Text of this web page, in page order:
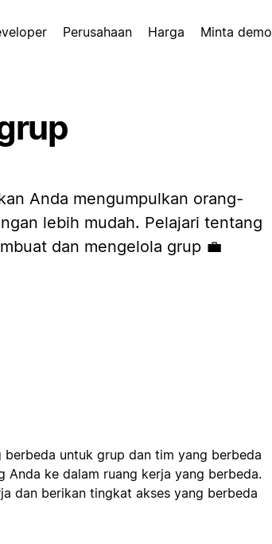
Perusahaan Harga Minta demo
Anda mengumpulkan orang-
lebih mudah. Pelajari tentang
dan mengelola grup 💼
untuk grup dan tim yang berbeda
Anda ke dalam ruang kerja yang berbeda.
dan berikan tingkat akses yang berbeda